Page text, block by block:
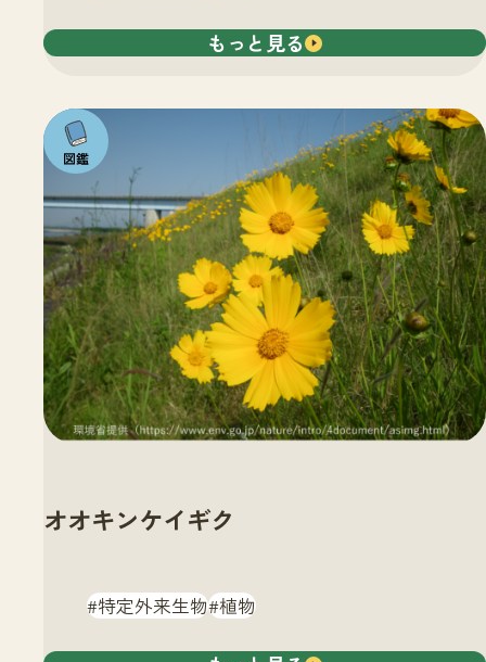
もっと見る
注目の
いきも
の
オオキンケイギク
特定外来生物 植物